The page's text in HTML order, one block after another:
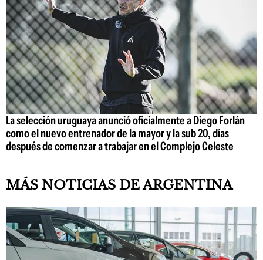
La selección uruguaya anunció oficialmente a Diego Forlán
como el nuevo entrenador de la mayor y la sub 20, días
después de comenzar a trabajar en el Complejo Celeste
MÁS NOTICIAS DE ARGENTINA